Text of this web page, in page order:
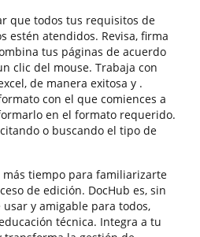
que todos tus requisitos de
estén atendidos. Revisa, firma
tus páginas de acuerdo
clic del mouse. Trabaja con
de manera exitosa y .
con el que comiences a
en el formato requerido.
o buscando el tipo de
más tiempo para familiarizarte
de edición. DocHub es, sin
y amigable para todos,
técnica. Integra a tu